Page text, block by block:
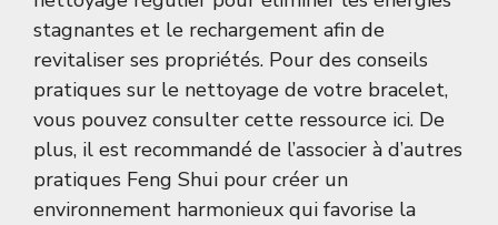
stagnantes et le rechargement afin de
revitaliser ses propriétés. Pour des conseils
pratiques sur le nettoyage de votre bracelet,
vous pouvez consulter cette ressource ici. De
plus, il est recommandé de l’associer à d’autres
pratiques Feng Shui pour créer un
environnement harmonieux qui favorise la